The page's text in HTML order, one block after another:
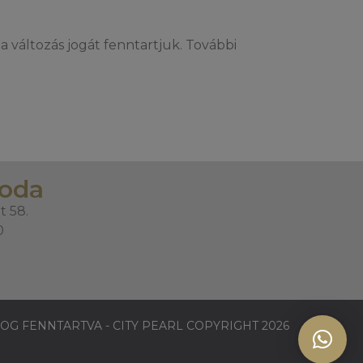
változás jogát fenntartjuk. További
58.
FENNTARTVA - CITY PEARL COPYRIGHT 2026